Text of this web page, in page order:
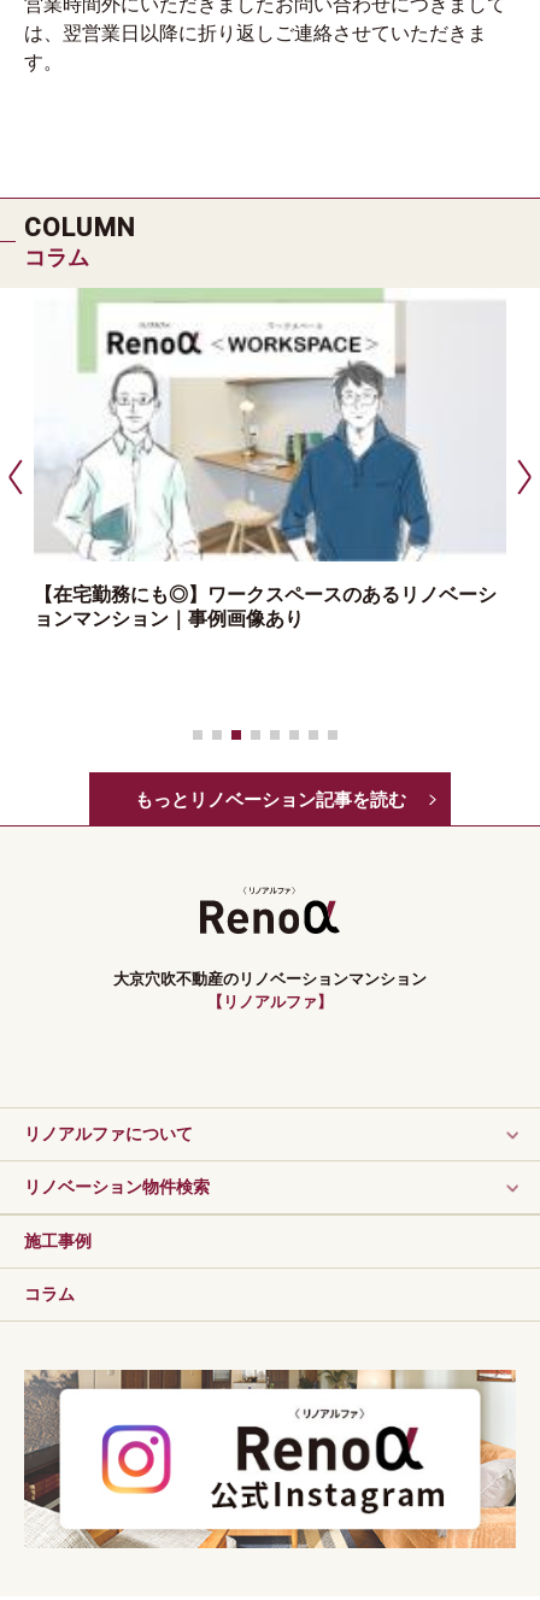
営業時間外にいただきましたお問い合わせにつきまして
は、翌営業日以降に折り返しご連絡させていただきま
す。
COLUMN
コラム
【在宅勤務にも◎】ワークスペースのあるリノベーシ
ョンマンション｜事例画像あり
もっとリノベーション記事を読む
大京穴吹不動産のリノベーションマンション
【リノアルファ】
リノアルファについて
リノベーション物件検索
施工事例
コラム